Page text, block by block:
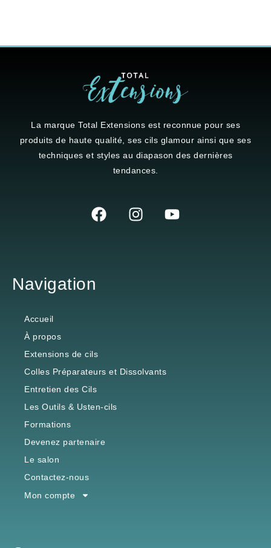
La marque Total Extensions est reconnue pour ses
produits de haute qualité, ses cils glamour ainsi que ses
techniques et styles au diapason des dernières
tendances.
Navigation
Accueil
À propos
Extensions de cils
Colles Préparateurs et Dissolvants
Entretien des Cils
Les Outils & Usten-cils
Formations
Devenez partenaire
Le salon
Contactez-nous
Mon compte